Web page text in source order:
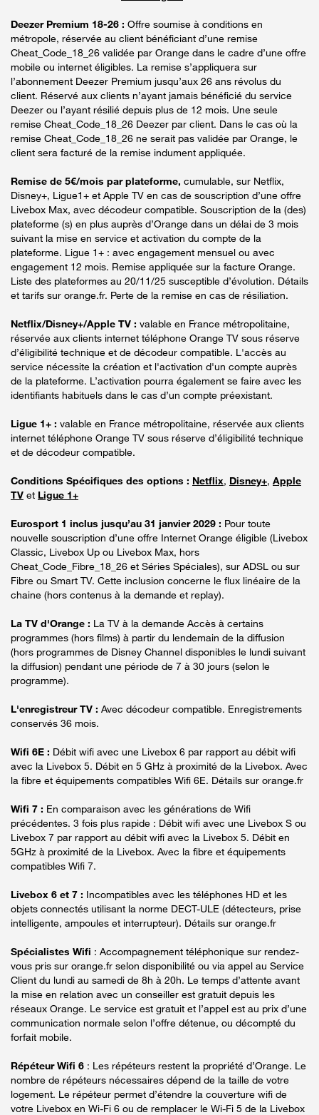
Deezer Premium 18-26 : Offre soumise à conditions en
métropole, réservée au client bénéficiant d’une remise
Cheat_Code_18_26 validée par Orange dans le cadre d’une offre
mobile ou internet éligibles. La remise s’appliquera sur
l’abonnement Deezer Premium jusqu’aux 26 ans révolus du
client. Réservé aux clients n’ayant jamais bénéficié du service
Deezer ou l’ayant résilié depuis plus de 12 mois. Une seule
remise Cheat_Code_18_26 Deezer par client. Dans le cas où la
remise Cheat_Code_18_26 ne serait pas validée par Orange, le
client sera facturé de la remise indument appliquée.
Remise de 5€/mois par plateforme, cumulable, sur Netflix,
Disney+, Ligue1+ et Apple TV en cas de souscription d’une offre
Livebox Max, avec décodeur compatible. Souscription de la (des)
plateforme (s) en plus auprès d’Orange dans un délai de 3 mois
suivant la mise en service et activation du compte de la
plateforme. Ligue 1+ : avec engagement mensuel ou avec
engagement 12 mois. Remise appliquée sur la facture Orange.
Liste des plateformes au 20/11/25 susceptible d’évolution. Détails
et tarifs sur orange.fr. Perte de la remise en cas de résiliation.
Netflix/Disney+/Apple TV : valable en France métropolitaine,
réservée aux clients internet téléphone Orange TV sous réserve
d’éligibilité technique et de décodeur compatible. L'accès au
service nécessite la création et l'activation d'un compte auprès
de la plateforme. L’activation pourra également se faire avec les
identifiants habituels dans le cas d’un compte préexistant.
Ligue 1+ : valable en France métropolitaine, réservée aux clients
internet téléphone Orange TV sous réserve d’éligibilité technique
et de décodeur compatible.
Conditions Spécifiques des options : Netflix, Disney+, Apple
TV et Ligue 1+
Eurosport 1 inclus jusqu’au 31 janvier 2029 : Pour toute
nouvelle souscription d’une offre Internet Orange éligible (Livebox
Classic, Livebox Up ou Livebox Max, hors
Cheat_Code_Fibre_18_26 et Séries Spéciales), sur ADSL ou sur
Fibre ou Smart TV. Cette inclusion concerne le flux linéaire de la
chaine (hors contenus à la demande et replay).
La TV d'Orange : La TV à la demande Accès à certains
programmes (hors films) à partir du lendemain de la diffusion
(hors programmes de Disney Channel disponibles le lundi suivant
la diffusion) pendant une période de 7 à 30 jours (selon le
programme).
L'enregistreur TV : Avec décodeur compatible. Enregistrements
conservés 36 mois.
Wifi 6E : Débit wifi avec une Livebox 6 par rapport au débit wifi
avec la Livebox 5. Débit en 5 GHz à proximité de la Livebox. Avec
la fibre et équipements compatibles Wifi 6E. Détails sur orange.fr
Wifi 7 : En comparaison avec les générations de Wifi
précédentes. 3 fois plus rapide : Débit wifi avec une Livebox S ou
Livebox 7 par rapport au débit wifi avec la Livebox 5. Débit en
5GHz à proximité de la Livebox. Avec la fibre et équipements
compatibles Wifi 7.
Livebox 6 et 7 : Incompatibles avec les téléphones HD et les
objets connectés utilisant la norme DECT-ULE (détecteurs, prise
intelligente, ampoules et interrupteur). Détails sur orange.fr
Spécialistes Wifi : Accompagnement téléphonique sur rendez-
vous pris sur orange.fr selon disponibilité ou via appel au Service
Client du lundi au samedi de 8h à 20h. Le temps d’attente avant
la mise en relation avec un conseiller est gratuit depuis les
réseaux Orange. Le service est gratuit et l’appel est au prix d’une
communication normale selon l’offre détenue, ou décompté du
forfait mobile.
Répéteur Wifi 6 : Les répéteurs restent la propriété d’Orange. Le
nombre de répéteurs nécessaires dépend de la taille de votre
logement. Le répéteur permet d’étendre la couverture wifi de
votre Livebox en Wi-Fi 6 ou de remplacer le Wi-Fi 5 de la Livebox